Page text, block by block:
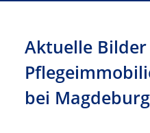
Aktuelle
bei Magdeburg